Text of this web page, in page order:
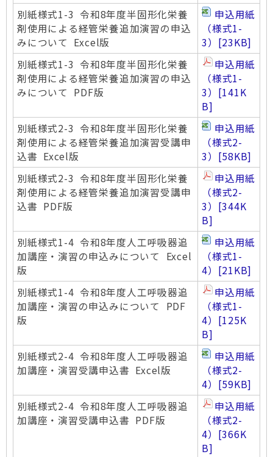
別紙様式1-3 令和8年度半固形化栄養
剤使用による経管栄養追加演習の申込
みについて Excel版
申込用紙
（様式1-
3） [23KB]
別紙様式1-3 令和8年度半固形化栄養
剤使用による経管栄養追加演習の申込
みについて PDF版
申込用紙
（様式1-
3） [141K
B]
別紙様式2-3 令和8年度半固形化栄養
剤使用による経管栄養追加演習受講申
込書 Excel版
申込用紙
（様式2-
3） [58KB]
別紙様式2-3 令和8年度半固形化栄養
剤使用による経管栄養追加演習受講申
込書 PDF版
申込用紙
（様式2-
3） [344K
B]
別紙様式1-4 令和8年度人工呼吸器追
加講座・演習の申込みについて Excel
版
申込用紙
（様式1-
4） [21KB]
別紙様式1-4 令和8年度人工呼吸器追
加講座・演習の申込みについて PDF
版
申込用紙
（様式1-
4） [125K
B]
別紙様式2-4 令和8年度人工呼吸器追
加講座・演習受講申込書 Excel版
申込用紙
（様式2-
4） [59KB]
別紙様式2-4 令和8年度人工呼吸器追
加講座・演習受講申込書 PDF版
申込用紙
（様式2-
4） [366K
B]